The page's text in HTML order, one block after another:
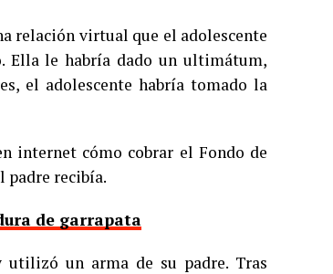
relación virtual que el adolescente
Ella le habría dado un ultimátum,
el adolescente habría tomado la
internet cómo cobrar el Fondo de
padre recibía.
de garrapata
un arma de su padre. Tras